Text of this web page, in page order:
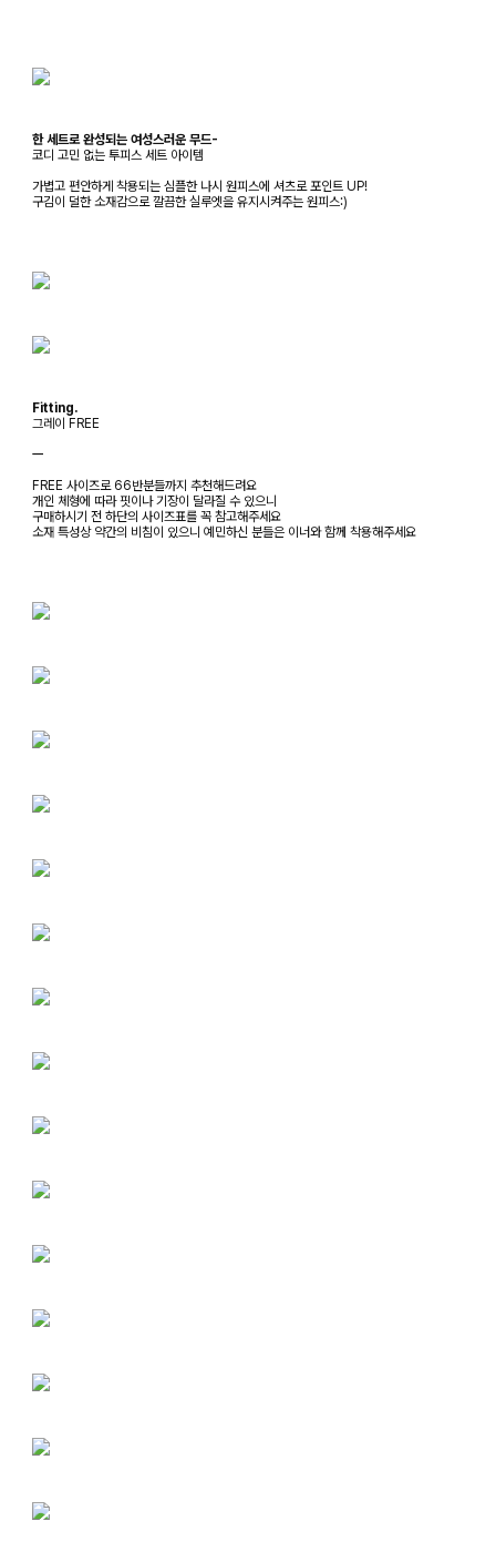
한 세트로 완성되는 여성스러운 무드-
코디 고민 없는 투피스 세트 아이템
가볍고 편안하게 착용되는 심플한 나시 원피스에 셔츠로 포인트 UP!
구김이 덜한 소재감으로 깔끔한 실루엣을 유지시켜주는 원피스:)
Fitting.
그레이 FREE
ㅡ
FREE 사이즈로 66반분들까지 추천해드려요
개인 체형에 따라 핏이나 기장이 달라질 수 있으니
구매하시기 전 하단의 사이즈표를 꼭 참고해주세요
소재 특성상 약간의 비침이 있으니 예민하신 분들은 이너와 함께 착용해주세요